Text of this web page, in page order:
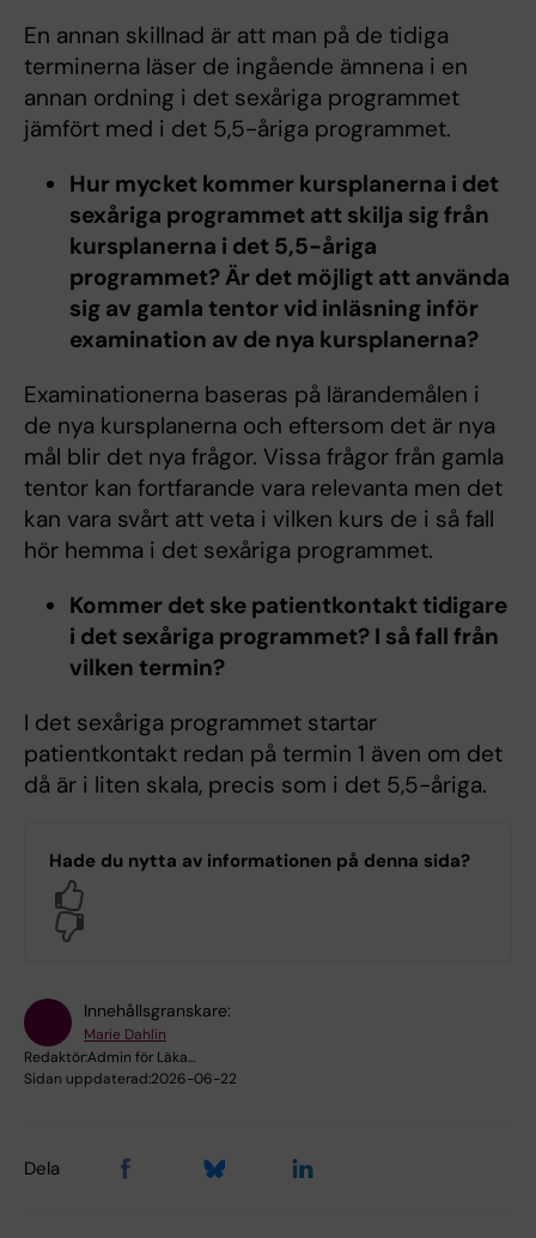
En annan skillnad är att man på de tidiga
terminerna läser de ingående ämnena i en
annan ordning i det sexåriga programmet
jämfört med i det 5,5-åriga programmet.
Hur mycket kommer kursplanerna i det
sexåriga programmet att skilja sig från
kursplanerna i det 5,5-åriga
programmet? Är det möjligt att använda
sig av gamla tentor vid inläsning inför
examination av de nya kursplanerna?
Examinationerna baseras på lärandemålen i
de nya kursplanerna och eftersom det är nya
mål blir det nya frågor. Vissa frågor från gamla
tentor kan fortfarande vara relevanta men det
kan vara svårt att veta i vilken kurs de i så fall
hör hemma i det sexåriga programmet.
Kommer det ske patientkontakt tidigare
i det sexåriga programmet? I så fall från
vilken termin?
​​​I det sexåriga programmet startar
patientkontakt redan på termin 1 även om det
då är i liten skala, precis som i det 5,5-åriga.
Hade du nytta av informationen på denna sida?
Innehållsgranskare:
Marie Dahlin
Redaktör:Admin för Läka…
Sidan uppdaterad:2026-06-22
Dela